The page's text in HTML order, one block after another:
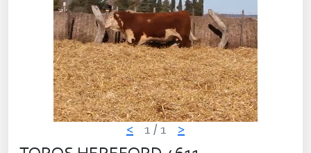
< 1 / 1 >